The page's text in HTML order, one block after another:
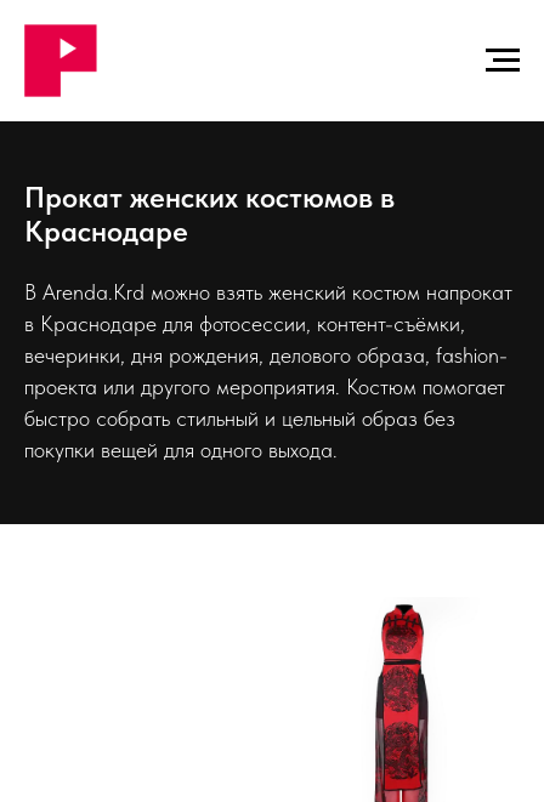
Прокат женских костюмов в
Краснодаре
В Arenda.Krd можно взять женский костюм напрокат
в Краснодаре для фотосессии, контент-съёмки,
вечеринки, дня рождения, делового образа, fashion-
проекта или другого мероприятия. Костюм помогает
быстро собрать стильный и цельный образ без
покупки вещей для одного выхода.